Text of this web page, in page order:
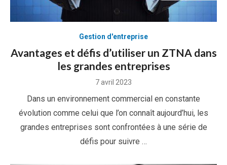
Gestion d'entreprise
Avantages et défis d’utiliser un ZTNA dans
les grandes entreprises
Posted
7 avril 2023
Dans un environnement commercial en constante
évolution comme celui que l’on connaît aujourd’hui, les
grandes entreprises sont confrontées à une série de
défis pour suivre …